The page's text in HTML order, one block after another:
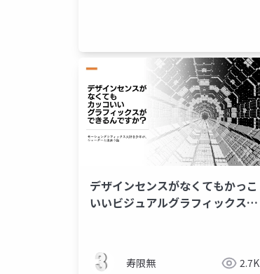
デザインセンスがなくてもかっこ
いいビジュアルグラフィックスが
寿限無 2.7K